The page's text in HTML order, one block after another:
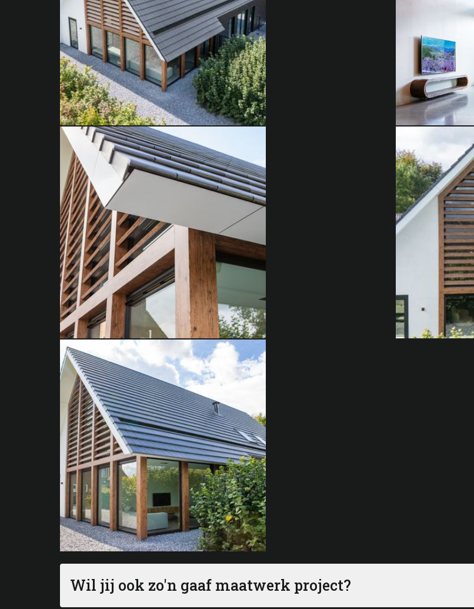
Wil jij ook zo'n gaaf maatwerk project?